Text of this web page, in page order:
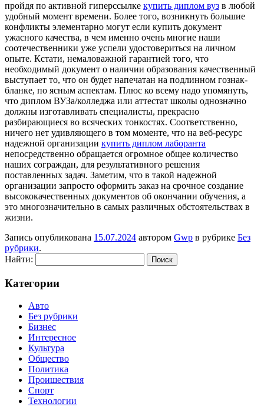
пройдя по активной гиперссылке купить диплом вуз в любой
удобный момент времени. Более того, возникнуть большие
конфликты элементарно могут если купить документ
ужасного качества, в чем именно очень многие наши
соотечественники уже успели удостовериться на личном
опыте. Кстати, немаловажной гарантией того, что
необходимый документ о наличии образования качественный
выступает то, что он будет напечатан на подлинном гознак-
бланке, по ясным аспектам. Плюс ко всему надо упомянуть,
что диплом ВУЗа/колледжа или аттестат школы однозначно
должны изготавливать специалисты, прекрасно
разбирающиеся во всяческих тонкостях. Соответственно,
ничего нет удивляющего в том моменте, что на веб-ресурс
надежной организации купить диплом лаборанта
непосредственно обращается огромное общее количество
наших сограждан, для результативного решения
поставленных задач. Заметим, что в такой надежной
организации запросто оформить заказ на срочное создание
высококачественных документов об окончании обучения, а
это многозначительно в самых различных обстоятельствах в
жизни.
Запись опубликована 15.07.2024 автором Gwp в рубрике Без
рубрики.
Найти:
Категории
Авто
Без рубрики
Бизнес
Интересное
Культура
Общество
Политика
Проишествия
Спорт
Технологии